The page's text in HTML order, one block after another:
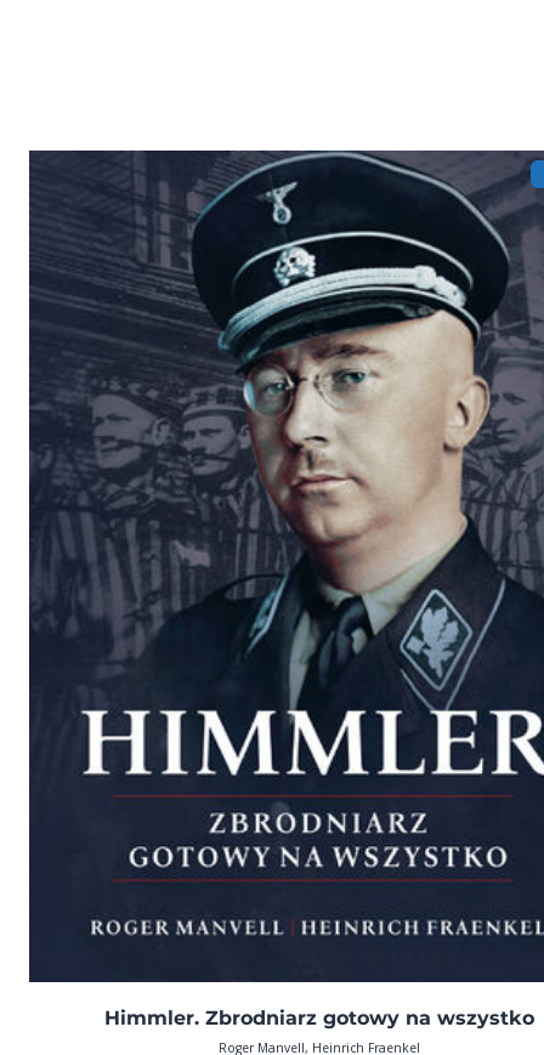
Himmler. Zbrodniarz gotowy na wszystko
Roger Manvell, Heinrich Fraenkel